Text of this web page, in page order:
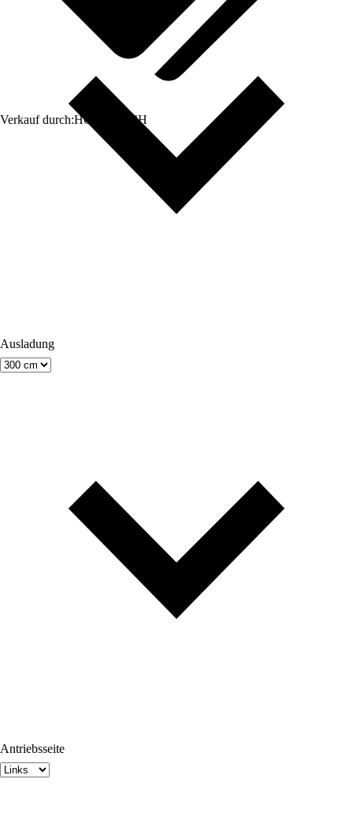
Verkauf durch:HORNBACH
Ausladung
Antriebsseite